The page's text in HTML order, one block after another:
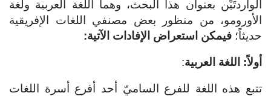
الواردتَيْن بعنوان هذا البحث، وهما اللغة العربية ولغة
الأورومو، من منظور بعض مصنفي اللغات الإفريقية
حديثاً؛ فيمكن استعراض الإفادات الآتية:
أولاً: اللغة العربية:
تتبع هذه اللغة للفرع الساميّ أحد أفرع أسرة اللغات